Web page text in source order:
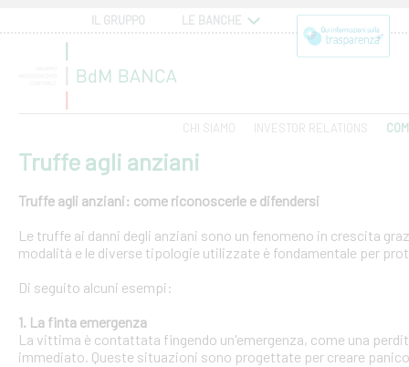
IL GRUPPO LE BANCHE
CHI SIAMO INVESTOR RELATIONS
Truffe agli anziani
Truffe agli anziani: come riconoscerle e difendersi
Le truffe ai danni degli anziani sono un fenomeno in crescita
modalità e le diverse tipologie utilizzate è fondamentale per
Di seguito alcuni esempi:
1. La finta emergenza
La vittima è contattata fingendo un'emergenza, come una
immediato. Queste situazioni sono progettate per creare